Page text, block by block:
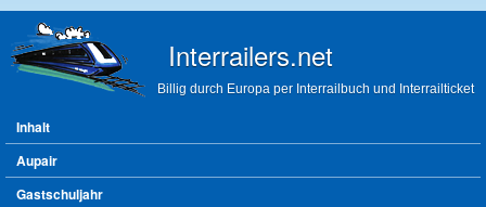
Interrailers.net
Billig durch Europa per Interrailbuch und Interrailticket
Hauptmenü
Inhalt
Aupair
Gastschuljahr